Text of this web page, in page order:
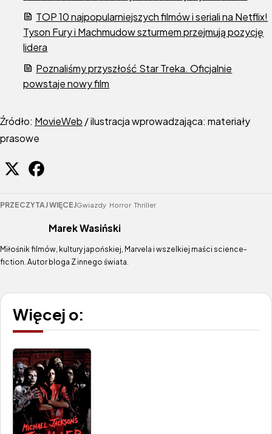
TOP 10 najpopularniejszych filmów i seriali na Netflix!
Tyson Fury i Machmudow szturmem przejmują pozycję
lidera
Poznaliśmy przyszłość Star Treka. Oficjalnie
powstaje nowy film
Źródło: MovieWeb / ilustracja wprowadzająca: materiały
prasowe
PRZECZYTAJ WIĘCEJGwiazdy Horror Thriller
Marek Wasiński
Miłośnik filmów, kultury japońskiej, Marvela i wszelkiej maści science-
fiction. Autor bloga Z innego świata.
Więcej o: